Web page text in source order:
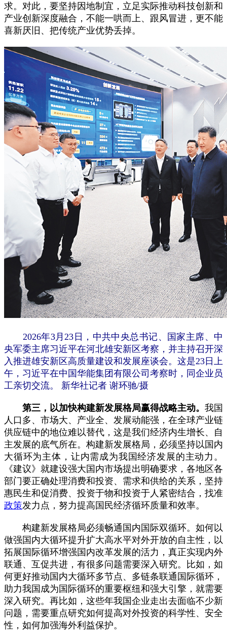
求。对此，要坚持因地制宜，立足实际推动科技创新和
产业创新深度融合，不能一哄而上、跟风冒进，更不能
喜新厌旧、把传统产业优势丢掉。
2026年3月23日，中共中央总书记、国家主席、中
央军委主席习近平在河北雄安新区考察，并主持召开深
入推进雄安新区高质量建设和发展座谈会。这是23日上
午，习近平在中国华能集团有限公司考察时，同企业员
工亲切交流。 新华社记者 谢环驰/摄
第三，以加快构建新发展格局赢得战略主动。 我国
人口多、市场大、产业全、发展动能强，在全球产业链
供应链中的地位难以替代，这是我们经济内生增长、自
主发展的底气所在。构建新发展格局，必须坚持以国内
大循环为主体，让内需成为我国经济发展的主动力。
《建议》就建设强大国内市场提出明确要求，各地区各
部门要正确处理消费和投资、需求和供给的关系，坚持
惠民生和促消费、投资于物和投资于人紧密结合，找准
政策发力点，努力提高国民经济循环质量和效率。
构建新发展格局必须畅通国内国际双循环。如何以
做强国内大循环提升扩大高水平对外开放的自主性，以
拓展国际循环增强国内改革发展的活力，真正实现内外
联通、互促共进，有很多问题需要深入研究。比如，如
何更好推动国内大循环多节点、多链条联通国际循环，
助力我国成为国际循环的重要枢纽和强大引擎，就需要
深入研究。再比如，这些年我国企业走出去面临不少新
问题，需要重点研究如何提高对外投资的科学性、安全
性，如何加强海外利益保护。